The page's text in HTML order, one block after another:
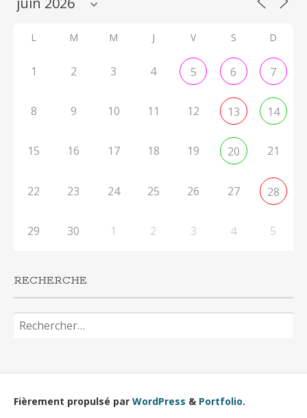
L M M J V S D
1 2 3 4 5 6 7
8 9 10 11 12 13 14
15 16 17 18 19 20 21
22 23 24 25 26 27 28
29 30 1 2 3 4 5
RECHERCHE
Rechercher :
Fièrement propulsé par WordPress & Portfolio.